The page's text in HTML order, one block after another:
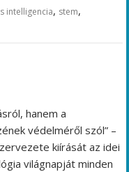
intelligencia, stem,
hanem a
védelméről szól” –
kiírását az idei
világnapját minden